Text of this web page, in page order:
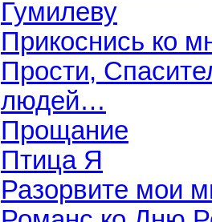
Гумилеву
Прикоснись ко
Прости,
людей…
Прощание
Птица Я
Разорвите мои